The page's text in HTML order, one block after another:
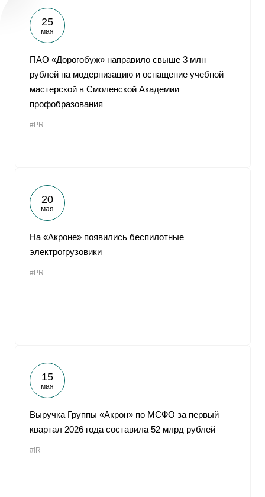
25
мая
ПАО «Дорогобуж» направило свыше 3 млн
рублей на модернизацию и оснащение учебной
мастерской в Смоленской Академии
профобразования
#PR
20
мая
На «Акроне» появились беспилотные
электрогрузовики
#PR
15
мая
Выручка Группы «Акрон» по МСФО за первый
квартал 2026 года составила 52 млрд рублей
#IR